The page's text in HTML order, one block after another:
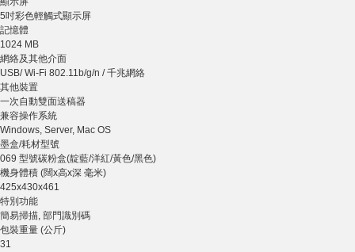
5吋彩色輕觸式顯示屏
記憶體
1024 MB
網絡及其他介面
USB/ Wi-Fi 802.11b/g/n / 千兆網絡
其他裝置
一次自動雙面送稿器
兼容操作系統
Windows, Server, Mac OS
墨盒/耗材型號
069 型號碳粉盒(靛藍/洋紅/黃色/黑色)
機身體積 (闊x高x深 毫米)
425x430x461
特別功能
簡易掃描, 部門識別碼
包裝重量 (公斤)
31